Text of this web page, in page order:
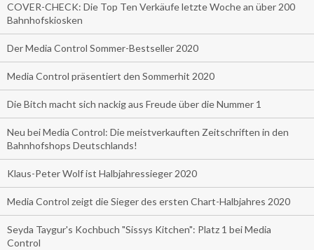
COVER-CHECK: Die Top Ten Verkäufe letzte Woche an über 200
Bahnhofskiosken
Der Media Control Sommer-Bestseller 2020
Media Control präsentiert den Sommerhit 2020
Die Bitch macht sich nackig aus Freude über die Nummer 1
Neu bei Media Control: Die meistverkauften Zeitschriften in den
Bahnhofshops Deutschlands!
Klaus-Peter Wolf ist Halbjahressieger 2020
Media Control zeigt die Sieger des ersten Chart-Halbjahres 2020
Seyda Taygur's Kochbuch "Sissys Kitchen": Platz 1 bei Media
Control